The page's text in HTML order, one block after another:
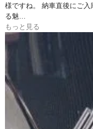
様ですね。 納車直後にご
る魅…
もっと見る